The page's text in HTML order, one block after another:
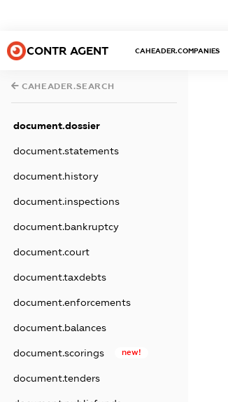
CONTR AGENT CAHEADER.COMPANIES
CAHEADER.SEARCH
document.dossier
document.statements
document.history
document.inspections
document.bankruptcy
document.court
document.taxdebts
document.enforcements
document.balances
document.scorings new!
document.tenders